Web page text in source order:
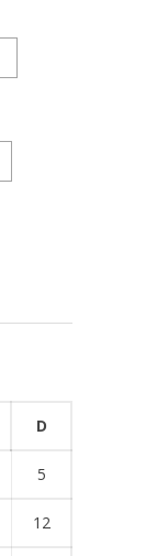
D
5
12